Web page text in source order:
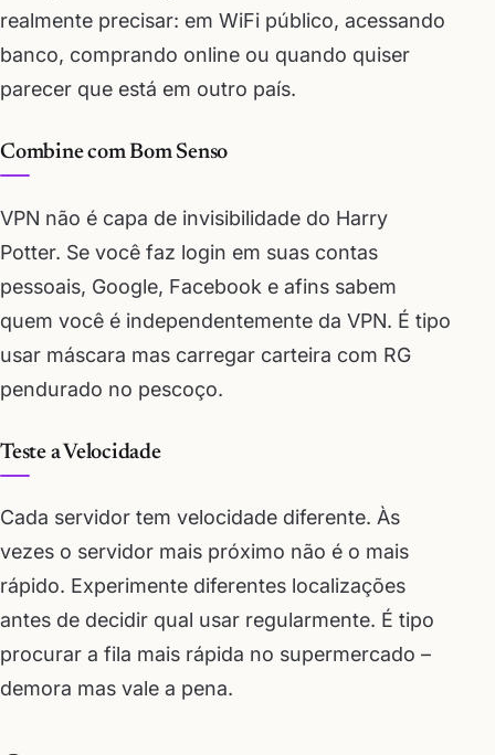
realmente precisar: em WiFi público, acessando
banco, comprando online ou quando quiser
parecer que está em outro país.
Combine com Bom Senso
VPN não é capa de invisibilidade do Harry
Potter. Se você faz login em suas contas
pessoais, Google, Facebook e afins sabem
quem você é independentemente da VPN. É tipo
usar máscara mas carregar carteira com RG
pendurado no pescoço.
Teste a Velocidade
Cada servidor tem velocidade diferente. Às
vezes o servidor mais próximo não é o mais
rápido. Experimente diferentes localizações
antes de decidir qual usar regularmente. É tipo
procurar a fila mais rápida no supermercado –
demora mas vale a pena.